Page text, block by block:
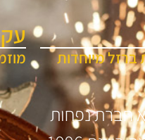
ברזל מיוחדות
חברת נפחות